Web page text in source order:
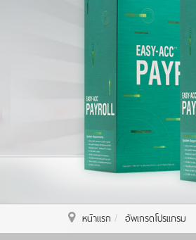
หน้าแรก
อัพเกรดโปรแกรม